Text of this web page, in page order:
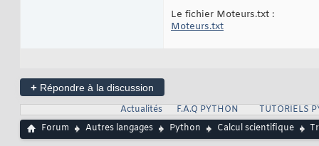
Le fichier Moteurs.txt :
Moteurs.txt
+ Répondre à la discussion
Actualités
F.A.Q PYTHON
TUTORIELS
Forum
Autres langages Python Calcul scientifique